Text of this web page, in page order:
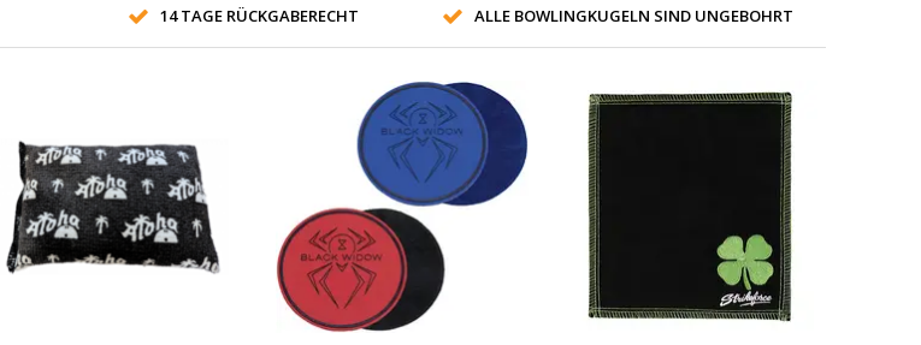
14 TAGE RÜCKGABERECHT ALLE BOWLINGKUGELN SIND UNGEBOHRT